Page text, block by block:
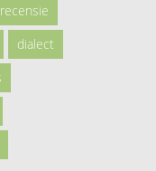
dialect